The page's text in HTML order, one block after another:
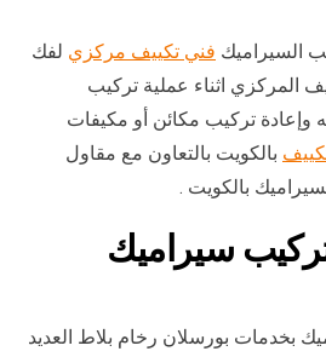
السيراميك فني تكييف مركزي لفك
المركزي اثناء عملية تركيب
وإعادة تركيب مكائن أو مكيفات
بالكويت بالتعاون مع مقاول
بالكويت .
سيراميك
بخدمات بورسلان رخام بلاط العديد